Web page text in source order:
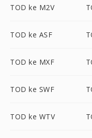
TOD ke M2V
TOD ke ASF
TOD ke MXF
TOD ke SWF
TOD ke WTV